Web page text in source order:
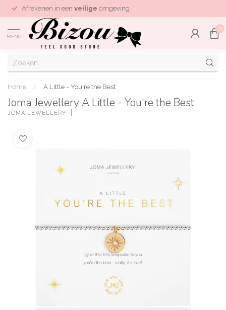
Afrekenen in een veilige omgeving
MENU
0
Home / A Little - You're the Best
Joma Jewellery A Little - You're the Best
JOMA JEWELLERY